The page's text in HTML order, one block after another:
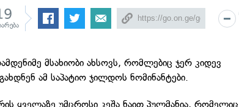
მსახიობი ახსოვს, რომლებიც ჯერ კიდევ
ამ საპატიო ჯილდოს ნომინანტები.
ყველაზე უმცროსი კეშა ნაით პულმანია, რომელიც